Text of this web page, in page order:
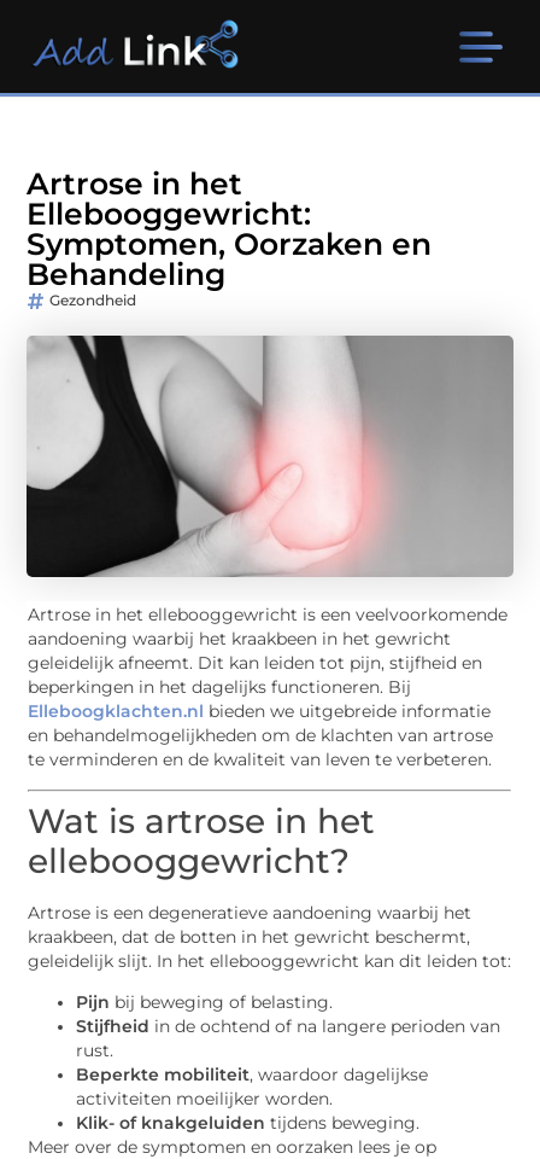
Artrose in het
Ellebooggewricht:
Symptomen, Oorzaken en
Behandeling
Gezondheid
Artrose in het ellebooggewricht is een veelvoorkomende
aandoening waarbij het kraakbeen in het gewricht
geleidelijk afneemt. Dit kan leiden tot pijn, stijfheid en
beperkingen in het dagelijks functioneren. Bij
Elleboogklachten.nl bieden we uitgebreide informatie
en behandelmogelijkheden om de klachten van artrose
te verminderen en de kwaliteit van leven te verbeteren.
Wat is artrose in het
ellebooggewricht?
Artrose is een degeneratieve aandoening waarbij het
kraakbeen, dat de botten in het gewricht beschermt,
geleidelijk slijt. In het ellebooggewricht kan dit leiden tot:
Pijn bij beweging of belasting.
Stijfheid in de ochtend of na langere perioden van
rust.
Beperkte mobiliteit, waardoor dagelijkse
activiteiten moeilijker worden.
Klik- of knakgeluiden tijdens beweging.
Meer over de symptomen en oorzaken lees je op